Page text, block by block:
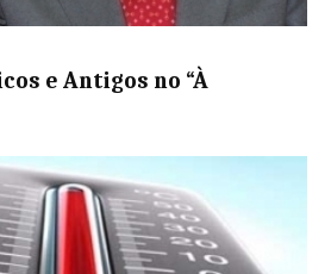
e Antigos no “À